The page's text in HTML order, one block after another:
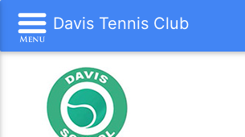
Davis Tennis Club